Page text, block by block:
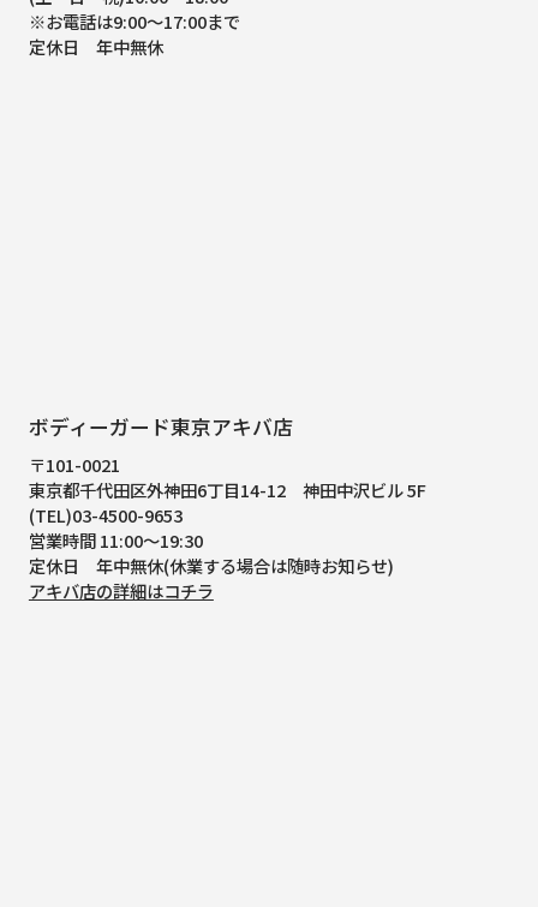
※お電話は9:00～17:00まで
定休日 年中無休
ボディーガード東京アキバ店
〒101-0021
東京都千代田区外神田6丁目14-12 神田中沢ビル 5F
(TEL)03-4500-9653
営業時間 11:00～19:30
定休日 年中無休(休業する場合は随時お知らせ)
アキバ店の詳細はコチラ